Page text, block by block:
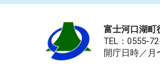
富士河口湖町
TEL：0555-
開庁日時／月